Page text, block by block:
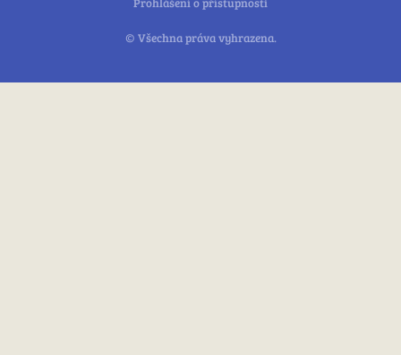
© Všechna práva vyhrazena.